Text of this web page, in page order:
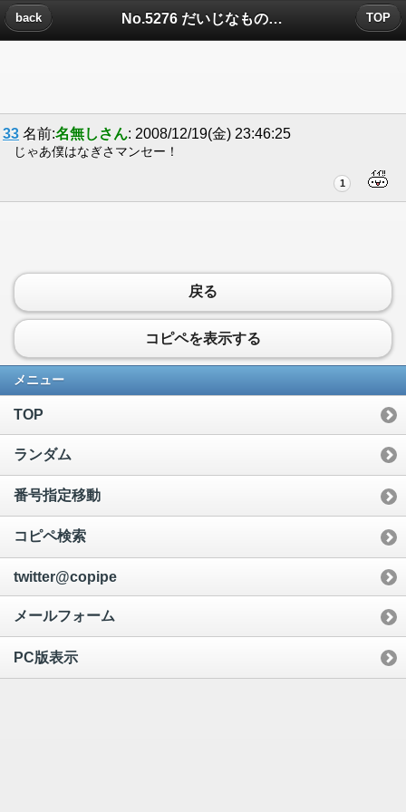
No.5276 だいじなものについたコメント
back TOP
33 名前:名無しさん: 2008/12/19(金) 23:46:25
じゃあ僕はなぎさマンセー！
1
戻る
コピペを表示する
メニュー
TOP
ランダム
番号指定移動
コピペ検索
twitter@copipe
メールフォーム
PC版表示